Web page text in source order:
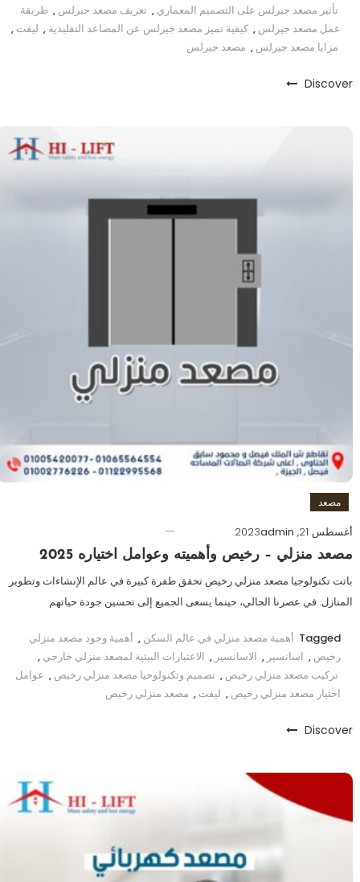
تأثير مصعد جيرلس على التصميم المعماري , تعريف مصعد جيرلس , طريقة
عمل مصعد جيرلس , كيفية تميز مصعد جيرلس عن المصاعد التقليدية , ليفت ,
مزايا مصعد جيرلس , مصعد جيرلس
Discover
مصعد
أغسطس 21, 2023
admin
مصعد منزلي – رخيص وأهميته وعوامل اختياره 2025
باتت تكنولوجيا مصعد منزلي رخيص تحقق طفرة كبيرة في عالم الإنشاءات وتطوير
المنازل. في عصرنا الحالي، حينما يسعى الجميع إلى تحسين جودة حياتهم
Tagged أهمية مصعد منزلي في عالم السكن , أهمية وجود مصعد منزلي
رخيص , اسانسير , الاسانسير , الاعتبارات البيئية لمصعد منزلي خارجي ,
تركيب مصعد منزلي رخيص , تصميم وتكنولوحيا مصعد منزلي رخيص , عوامل
اختيار مصعد منزلي رخيص , ليفت , مصعد منزلي رخيص
Discover